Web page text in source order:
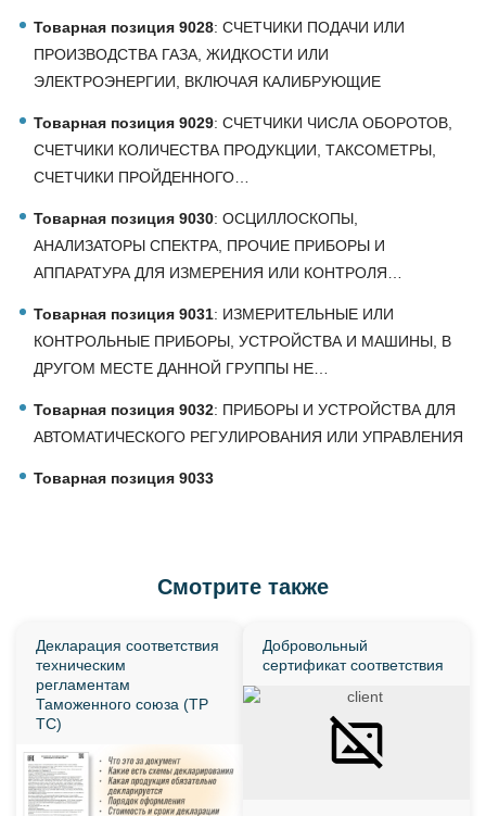
Товарная позиция 9028: СЧЕТЧИКИ ПОДАЧИ ИЛИ
ПРОИЗВОДСТВА ГАЗА, ЖИДКОСТИ ИЛИ
ЭЛЕКТРОЭНЕРГИИ, ВКЛЮЧАЯ КАЛИБРУЮЩИЕ
Товарная позиция 9029: СЧЕТЧИКИ ЧИСЛА ОБОРОТОВ,
СЧЕТЧИКИ КОЛИЧЕСТВА ПРОДУКЦИИ, ТАКСОМЕТРЫ,
СЧЕТЧИКИ ПРОЙДЕННОГО…
Товарная позиция 9030: ОСЦИЛЛОСКОПЫ,
АНАЛИЗАТОРЫ СПЕКТРА, ПРОЧИЕ ПРИБОРЫ И
АППАРАТУРА ДЛЯ ИЗМЕРЕНИЯ ИЛИ КОНТРОЛЯ…
Товарная позиция 9031: ИЗМЕРИТЕЛЬНЫЕ ИЛИ
КОНТРОЛЬНЫЕ ПРИБОРЫ, УСТРОЙСТВА И МАШИНЫ, В
ДРУГОМ МЕСТЕ ДАННОЙ ГРУППЫ НЕ…
Товарная позиция 9032: ПРИБОРЫ И УСТРОЙСТВА ДЛЯ
АВТОМАТИЧЕСКОГО РЕГУЛИРОВАНИЯ ИЛИ УПРАВЛЕНИЯ
Товарная позиция 9033
Смотрите также
Декларация соответствия
техническим
регламентам
Таможенного союза (ТР
ТС)
Добровольный
сертификат соответствия
online
Свяжитесь с нами через WhatsApp нажав на кнопку
WhatsApp